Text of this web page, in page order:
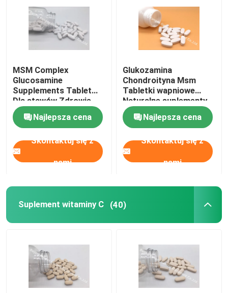
Dom
Produkty
O nas
Kontrola jakości
Skontaktuj się z nami
MSM Complex
Glucosamine
Supplements Tablet
Dla stawów Zdrowie
Chrząstka OT1Y
Najlepsza cena
Skontaktuj się z
nami
Glukozamina
Chondroityna Msm
Tabletki wapniowe
Naturalne suplementy
chrząstki GT4J
Najlepsza cena
Skontaktuj się z
nami
Suplement witaminy C (40)